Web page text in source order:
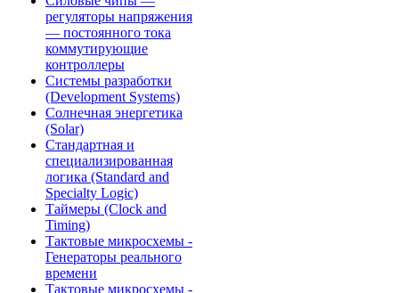
регуляторы напряжения
— постоянного тока
коммутирующие
контроллеры
Системы разработки
(Development Systems)
Солнечная энергетика
(Solar)
Стандартная и
специализированная
логика (Standard and
Specialty Logic)
Таймеры (Clock and
Timing)
Тактовые микросхемы -
Генераторы реального
времени
Тактовые микросхемы -